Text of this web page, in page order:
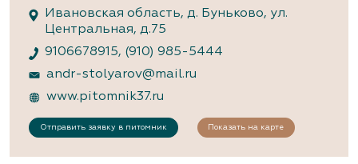
Ивановская область, д. Буньково, ул.
Центральная, д.75
9106678915, (910) 985-5444
andr-stolyarov@mail.ru
www.pitomnik37.ru
Отправить заявку в питомник Показать на карте